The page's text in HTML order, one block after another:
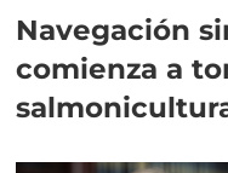
Navegación
comienza a